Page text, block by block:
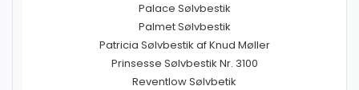
Palace Sølvbestik
Palmet Sølvbestik
Patricia Sølvbestik af Knud Møller
Prinsesse Sølvbestik Nr. 3100
Reventlow Sølvbetik